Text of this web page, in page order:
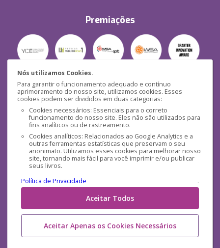
Nós utilizamos Cookies.
Para garantir o funcionamento adequado e contínuo
aprimoramento do nosso site, utilizamos cookies. Esses
cookies podem ser divididos em duas categorias:
Cookies necessários: Essenciais para o correto
funcionamento do nosso site. Eles não são utilizados para
fins analíticos ou de rastreamento.
Cookies analíticos: Relacionados ao Google Analytics e a
outras ferramentas estatísticas que preservam o seu
anonimato. Utilizamos esses cookies para melhorar nosso
site, tornando mais fácil para você imprimir e/ou publicar
seus livros.
Política de Privacidade
.
Aceitar Todos
Aceitar Apenas os Cookies Necessários
Premiações
Segurança
Mídias Sociais